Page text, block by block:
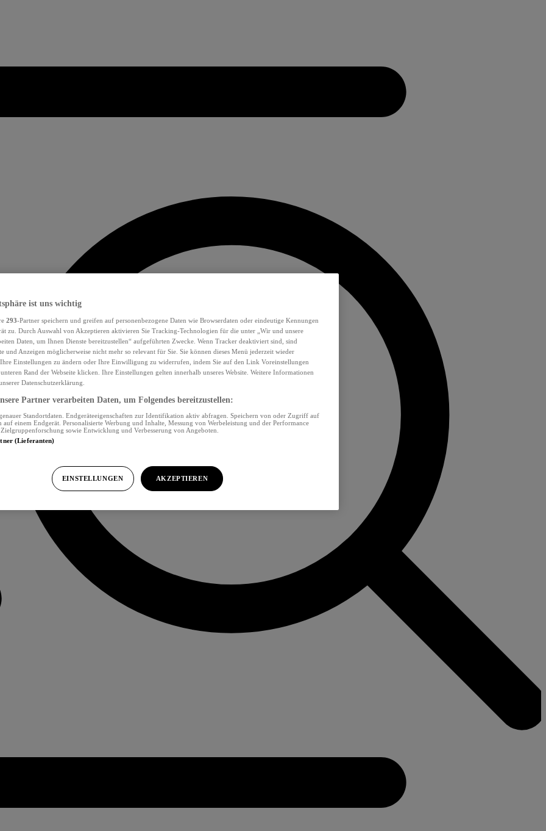
ist uns wichtig
293-Partner speichern und greifen auf personenbezogene Daten wie Browserdaten oder eindeutige Kennungen
zu. Durch Auswahl von Akzeptieren aktivieren Sie Tracking-Technologien für die unter „Wir und unsere
Daten, um Ihnen Dienste bereitzustellen“ aufgeführten Zwecke. Wenn Tracker deaktiviert sind, sind
und Anzeigen möglicherweise nicht mehr so relevant für Sie. Sie können dieses Menü jederzeit wieder
Einstellungen zu ändern oder Ihre Einwilligung zu widerrufen, indem Sie auf den Link Voreinstellungen
Rand der Webseite klicken. Ihre Einstellungen gelten innerhalb unseres Website. Weitere Informationen
Datenschutzerklärung.
Partner verarbeiten Daten, um Folgendes bereitzustellen:
Standortdaten. Endgeräteeigenschaften zur Identifikation aktiv abfragen. Speichern von oder Zugriff auf
einem Endgerät. Personalisierte Werbung und Inhalte, Messung von Werbeleistung und der Performance
sowie Entwicklung und Verbesserung von Angeboten.
(Lieferanten)
EINSTELLUNGEN AKZEPTIEREN